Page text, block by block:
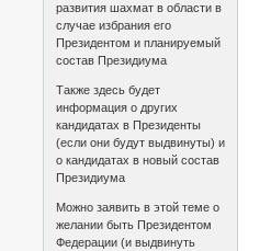
развития шахмат в области в
случае избрания его
Президентом и планируемый
состав Президиума
Также здесь будет
информация о других
кандидатах в Президенты
(если они будут выдвинуты) и
о кандидатах в новый состав
Президиума
Можно заявить в этой теме о
желании быть Президентом
Федерации (и выдвинуть